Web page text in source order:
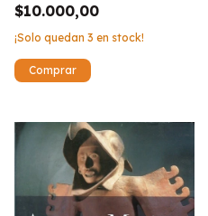
$10.000,00
¡Solo quedan 3 en stock!